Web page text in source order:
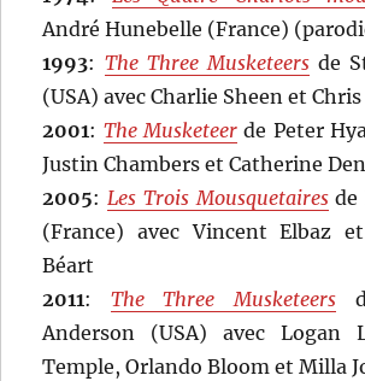
André Hunebelle (France)
1993: The Three Musketeers de
(USA) avec Charlie Sheen et
2001: The Musketeerde Peter
Justin Chambers et Catherine
2005:Les Trois Mousquetairesde
(France) avec Vincent Elbaz
Béart
2011: The Three Musketeers
Anderson (USA) avec Logan
Temple, Orlando Bloom et Milla